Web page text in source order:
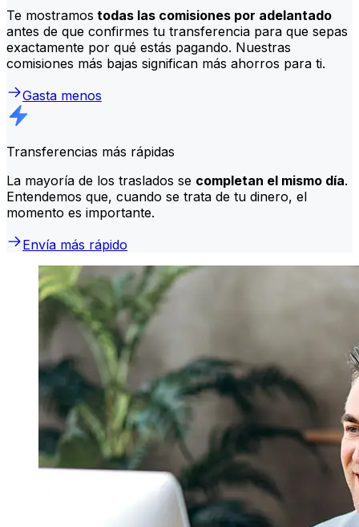
Te mostramos todas las comisiones por adelantado
antes de que confirmes tu transferencia para que sepas
exactamente por qué estás pagando. Nuestras
comisiones más bajas significan más ahorros para ti.
Gasta menos
Transferencias más rápidas
La mayoría de los traslados se completan el mismo día.
Entendemos que, cuando se trata de tu dinero, el
momento es importante.
Envía más rápido